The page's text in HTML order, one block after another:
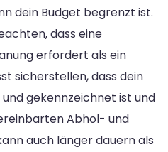
dein Budget begrenzt ist.
dass eine
erfordert als ein
sicherstellen, dass dein
gekennzeichnet ist und
Abhol- und
auch länger dauern als